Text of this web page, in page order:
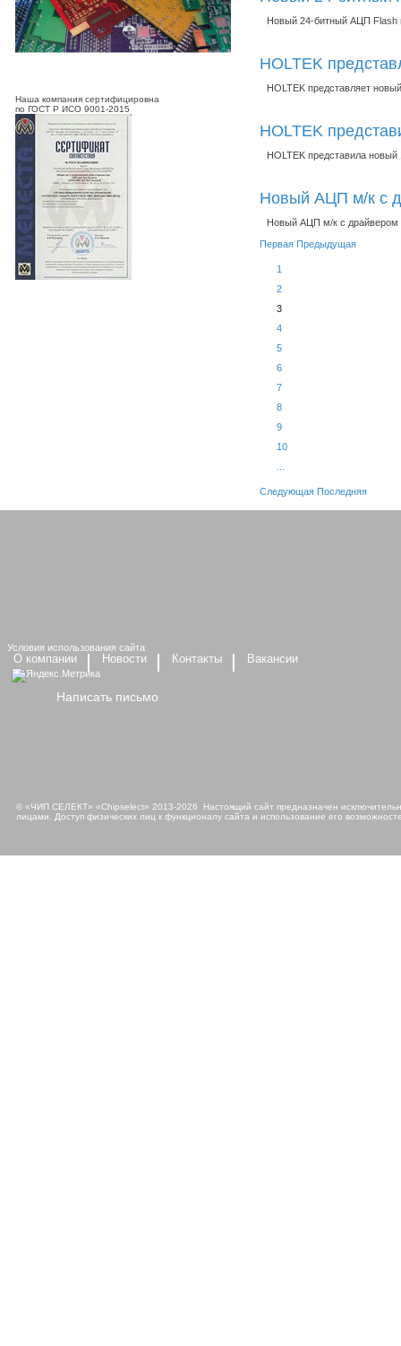
Наша компания сертифицировна
по ГОСТ Р ИСО 9001-2015
Новый 24-битный АЦП Flash
HOLTEK
HOLTEK представляет
HOLTEK
HOLTEK представила
Новый АЦП м/к с
Новый АЦП м/к с драйвером
Первая Предыдущая
1
2
3
4
5
6
7
8
9
10
Следующая Последняя
О компании Новости Контакты Вакансии
Написать письмо
Условия использования сайта
© «ЧИП СЕЛЕКТ» «Chipselect» 2013-2026 Настоящий сайт предназначен
лицами. Доступ физических лиц к функционалу сайта и использование его